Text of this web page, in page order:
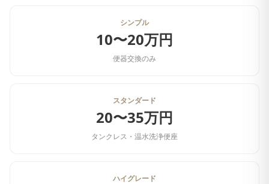
シンプル
10〜20万円
便器交換のみ
スタンダード
20〜35万円
タンクレス・温水洗浄便座
ハイグレード